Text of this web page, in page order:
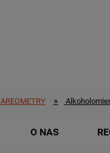
AREOMETRY »
O NAS